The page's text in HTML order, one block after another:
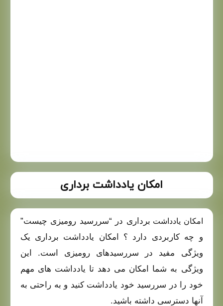
امکان یادداشت برداری
امکان یادداشت برداری در “سررسید رومیزی چیست”
و چه کاربردی دارد ؟
امکان یادداشت برداری یک
ویژگی مفید در سررسیدهای رومیزی است. این
ویژگی به شما امکان می دهد تا یادداشت های مهم
خود را در سررسید خود یادداشت کنید و به راحتی به
آنها دسترسی داشته باشید.